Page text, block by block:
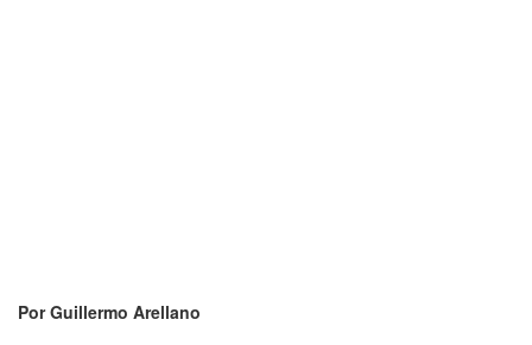
Por Guillermo Arellano